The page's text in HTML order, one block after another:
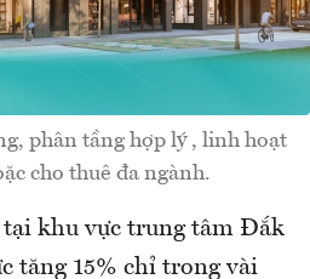
phân tầng hợp lý , linh hoạt
cho thuê đa ngành.
khu vực trung tâm Đắk
tăng 15% chỉ trong vài